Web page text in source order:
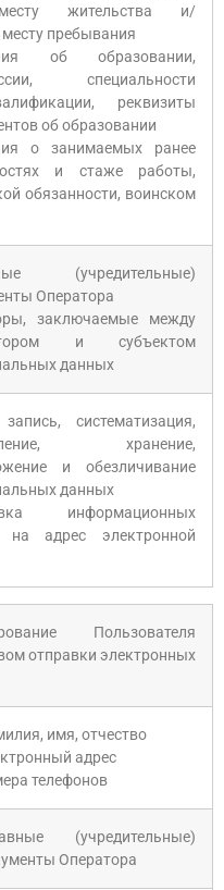
жительства и/
месту пребывания
об образовании,
специальности
реквизиты
об образовании
о занимаемых ранее
и стаже работы,
обязанности, воинском
(учредительные)
Оператора
заключаемые между
и субъектом
данных
систематизация,
хранение,
и обезличивание
данных
информационных
на адрес электронной
Пользователя
отправки электронных
имя, отчество
адрес
телефонов
(учредительные)
Оператора